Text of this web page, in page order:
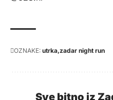
OZNAKE: utrka zadar night run
Sve bitno iz